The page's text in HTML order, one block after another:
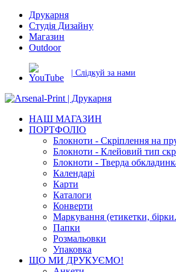
Друкарня
Студія Дизайну
Магазин
Outdoor
| Слідкуй за нами
НАШ МАГАЗИН
ПОРТФОЛІО
Блокноти - Скріплення на
Блокноти - Клейовий тип
Блокноти - Тверда
Календарі
Карти
Каталоги
Конверти
Маркування (етикетки,
Папки
Розмальовки
Упаковка
ЩО МИ ДРУКУЄМО!